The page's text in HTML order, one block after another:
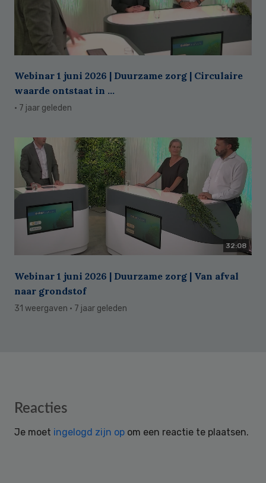
Webinar 1 juni 2026 | Duurzame zorg | Circulaire
waarde ontstaat in ...
· 7 jaar geleden
32:08
Webinar 1 juni 2026 | Duurzame zorg | Van afval
naar grondstof
31 weergaven · 7 jaar geleden
Reader
Reacties
Je moet ingelogd zijn op om een reactie te plaatsen.